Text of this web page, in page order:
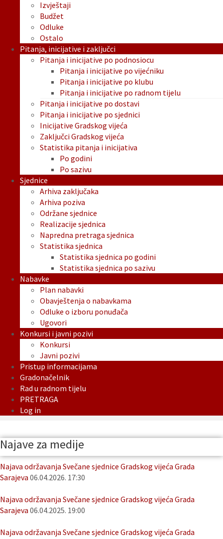
Izvještaji
Budžet
Odluke
Ostalo
Pitanja, inicijative i zaključci
Pitanja i inicijative po podnosiocu
Pitanja i inicijative po vijećniku
Pitanja i inicijative po klubu
Pitanja i inicijative po radnom tijelu
Pitanja i inicijative po dostavi
Pitanja i inicijative po sjednici
Inicijative Gradskog vijeća
Zaključci Gradskog vijeća
Statistika pitanja i inicijativa
Po godini
Po sazivu
Sjednice
Arhiva zaključaka
Arhiva poziva
Održane sjednice
Realizacije sjednica
Napredna pretraga sjednica
Statistika sjednica
Statistika sjednica po godini
Statistika sjednica po sazivu
Nabavke
Plan nabavki
Obavještenja o nabavkama
Odluke o izboru ponuđača
Ugovori
Konkursi i javni pozivi
Konkursi
Javni pozivi
Pristup informacijama
Gradonačelnik
Rad u radnom tijelu
PRETRAGA
Log in
Najave za medije
Najava održavanja Svečane sjednice Gradskog vijeća Grada
Sarajeva 06.04.2026. 17:30
Najava održavanja Svečane sjednice Gradskog vijeća Grada
Sarajeva 06.04.2025. 19:00
Najava održavanja Svečane sjednice Gradskog vijeća Grada